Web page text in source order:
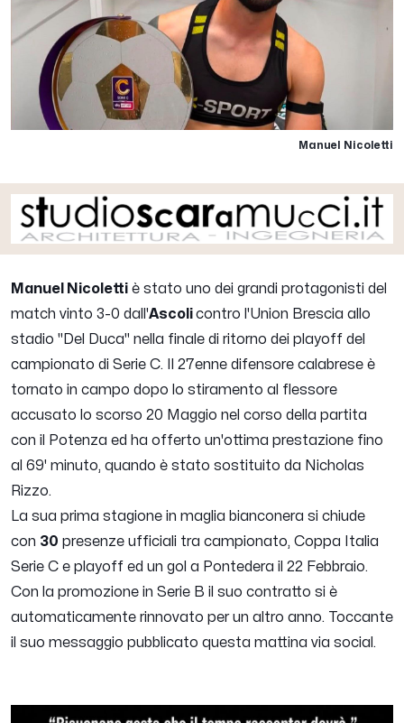
Manuel Nicoletti
Manuel Nicoletti è stato uno dei grandi protagonisti del
match vinto 3-0 dall'Ascolicontro l'Union Brescia allo
stadio "Del Duca" nella finale di ritorno dei playoff del
campionato di Serie C. Il 27enne difensore calabrese è
tornato in campo dopo lo stiramento al flessore
accusato lo scorso 20 Maggio nel corso della partita
con il Potenza ed ha offerto un'ottima prestazione fino
al 69' minuto, quando è stato sostituito da Nicholas
Rizzo.
La sua prima stagione in maglia bianconera si chiude
con 30 presenze ufficiali tra campionato, Coppa Italia
Serie C e playoff ed un gol a Pontedera il 22 Febbraio.
Con la promozione in Serie B il suo contratto si è
automaticamente rinnovato per un altro anno. Toccante
il suo messaggio pubblicato questa mattina via social.